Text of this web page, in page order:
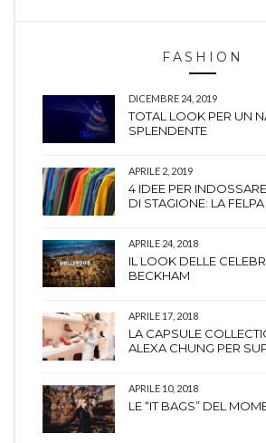
FASHION
DICEMBRE 24, 2019
TOTAL LOOK PER UN
SPLENDENTE
APRILE 2, 2019
4 IDEE PER
DI STAGIONE: LA FELPA
APRILE 24, 2018
IL LOOK DELLE
BECKHAM
APRILE 17, 2018
LA CAPSULE
ALEXA CHUNG PER
APRILE 10, 2018
LE “IT BAGS” DEL